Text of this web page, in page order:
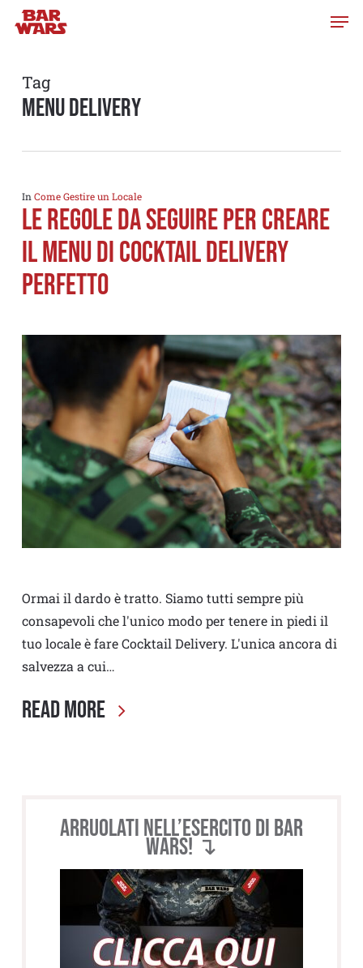
Skip
content
Tag
menu delivery
In Come Gestire un Locale
Le regole da seguire per creare
il menu di Cocktail Delivery
perfetto
Ormai il dardo è tratto. Siamo tutti sempre più
consapevoli che l'unico modo per tenere in piedi il
tuo locale è fare Cocktail Delivery. L'unica ancora di
salvezza a cui…
Read More
Arruolati nell’esercito di BAR
WARS! ↴